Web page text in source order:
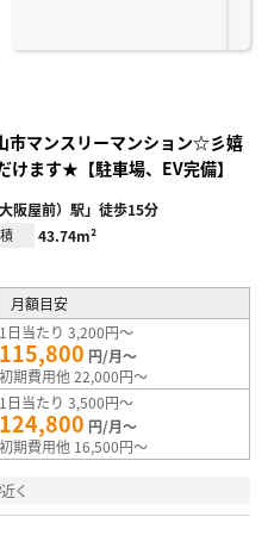
市マンスリーマンション☆彡嬉
ます★【駐車場、EV完備】
阪屋前）駅」徒歩15分
43.74m²
月額目安
1日当たり 3,200円～
115,800 円/月～
初期費用他 22,000円～
1日当たり 3,500円～
124,800 円/月～
初期費用他 16,500円～
く